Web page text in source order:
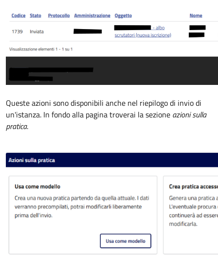
Queste azioni sono disponibili anche nel riepilogo di invio di
un'istanza. In fondo alla pagina troverai la sezione azioni sulla
pratica.